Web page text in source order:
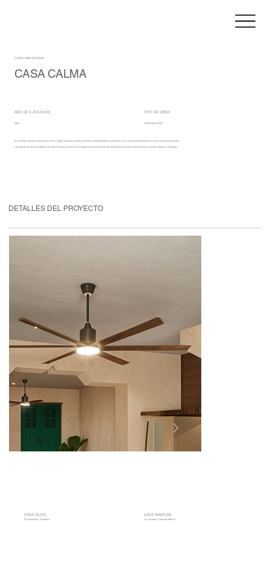
CASA HABITACIONAL
CASA CALMA
Es un refugio donde el tiempo fluye como el agua, unespacio donde la historia y lamodernidad se entrelazan con la misma naturalidad con la que la lluvia besa la tierra.
Ubicada en las raíces de Mérida, su centro histórico, donde a su alrededor se murmuran historias del pasado y susurran promesas de un porvenir tranquilo y acogedor.
AÑO DE EJECUCIÓN
2025
TIPO DE OBRA
REMODELACIÓN
DETALLES DEL PROYECTO
CASA OLIVO
El Campanario, Querétaro
CASA AMATLÁN
La Condesa, Ciudad de México